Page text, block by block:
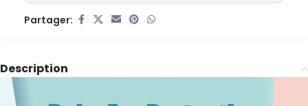
Partager:
Description